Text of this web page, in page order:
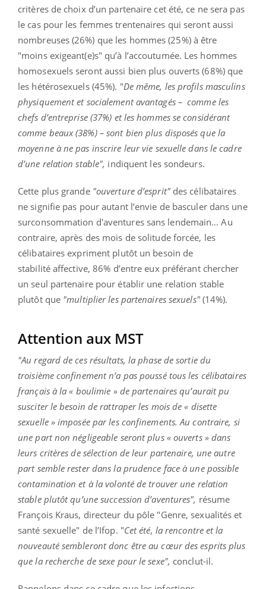
critères de choix d’un partenaire cet été, ce ne sera pas
le cas pour les femmes trentenaires qui seront aussi
nombreuses (26%) que les hommes (25%) à être
"moins exigeant(e)s" qu’à l’accoutumée. Les hommes
homosexuels seront aussi bien plus ouverts (68%) que
les hétérosexuels (45%). "De même, les profils masculins
physiquement et socialement avantagés – comme les
chefs d’entreprise (37%) et les hommes se considérant
comme beaux (38%) – sont bien plus disposés que la
moyenne à ne pas inscrire leur vie sexuelle dans le cadre
d’une relation stable", indiquent les sondeurs.
Cette plus grande "ouverture d’esprit"des célibataires
ne signifie pas pour autant l’envie de basculer dans une
surconsommation d'aventures sans lendemain… Au
contraire, après des mois de solitude forcée, les
célibataires expriment plutôt un besoin de
stabilité affective, 86% d’entre eux préférant chercher
un seul partenaire pour établir une relation stable
plutôt que "multiplier les partenaires sexuels"(14%).
Attention aux MST
"Au regard de ces résultats, la phase de sortie du
troisième confinement n’a pas poussé tous les célibataires
français à la « boulimie » de partenaires qu’aurait pu
susciter le besoin de rattraper les mois de « disette
sexuelle » imposée par les confinements. Au contraire, si
une part non négligeable seront plus « ouverts » dans
leurs critères de sélection de leur partenaire, une autre
part semble rester dans la prudence face à une possible
contamination et à la volonté de trouver une relation
stable plutôt qu’une succession d’aventures", résume
François Kraus, directeur du pôle "Genre, sexualités et
santé sexuelle" de l’Ifop. "Cet été, la rencontre et la
nouveauté sembleront donc être au cœur des esprits plus
que la recherche de sexe pour le sexe", conclut-il.